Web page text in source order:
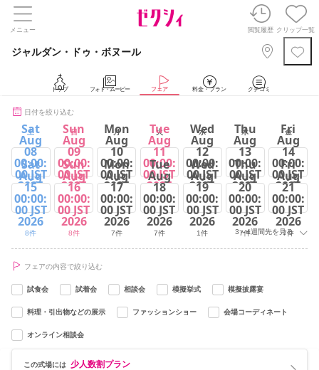
メニュー 閲覧履歴 クリップ一覧
ジャルダン・ドゥ・ボヌール
トップ フォト・ムービー フェア 料金・プラン クチコミ
日付を絞り込む
土 日 月 火 水 木 金
Sat
Aug
08
00:00:
00 JST
2026
8件
Sun
Aug
09
00:00:
00 JST
2026
8件
Mon
Aug
10
00:00:
00 JST
2026
8件
Tue
Aug
11
00:00:
00 JST
2026
8件
Wed
Aug
12
00:00:
00 JST
2026
2件
Thu
Aug
13
00:00:
00 JST
2026
8件
Fri
Aug
14
00:00:
00 JST
2026
8件
Sat
Aug
15
00:00:
00 JST
2026
8件
Sun
Aug
16
00:00:
00 JST
2026
8件
Mon
Aug
17
00:00:
00 JST
2026
7件
Tue
Aug
18
00:00:
00 JST
2026
7件
Wed
Aug
19
00:00:
00 JST
2026
1件
Thu
Aug
20
00:00:
00 JST
2026
7件
Fri
Aug
21
00:00:
00 JST
2026
7件
3～4週間先を見る
フェアの内容で絞り込む
試食会 試着会 相談会 模擬挙式 模擬披露宴
料理・引出物などの展示 ファッションショー 会場コーディネート
オンライン相談会
この式場には 少人数割プラン